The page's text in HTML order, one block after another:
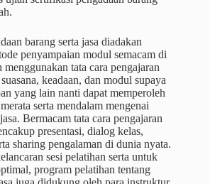
barang serta jasa diadakan
penyampaian modul semacam di
tata cara pengajaran
keadaan, dan modul supaya
yang lain nanti dapat memperoleh
serta mendalam mengenai
Bermacam tata cara pengajaran
presentasi, dialog kelas,
sharing pengalaman di dunia nyata.
sesi pelatihan serta untuk
program pelatihan tentang